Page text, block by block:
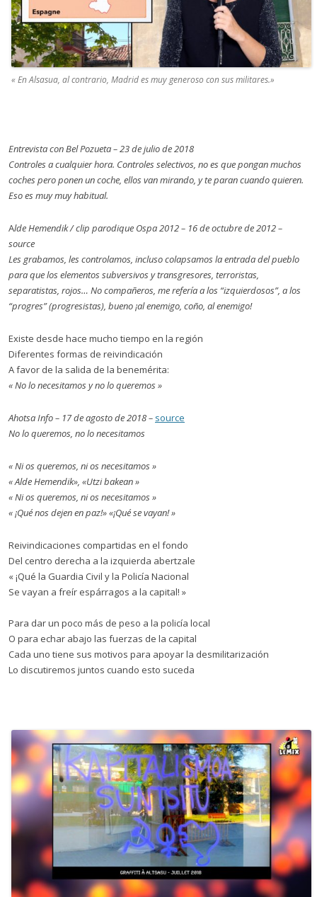
« En Alsasua, al contrario, Madrid es muy generoso con sus militares.»
Entrevista con Bel Pozueta – 23 de julio de 2018
Controles a cualquier hora. Controles selectivos, no es que pongan muchos
coches pero ponen un coche, ellos van mirando, y te paran cuando quieren.
Eso es muy muy habitual.
Alde Hemendik / clip parodique Ospa 2012 – 16 de octubre de 2012 –
source
Les grabamos, les controlamos, incluso colapsamos la entrada del pueblo
para que los elementos subversivos y transgresores, terroristas,
separatistas, rojos… No compañeros, me refería a los “izquierdosos”, a los
“progres” (progresistas), bueno ¡al enemigo, coño, al enemigo!
Existe desde hace mucho tiempo en la región
Diferentes formas de reivindicación
A favor de la salida de la benemérita:
« No lo necesitamos y no lo queremos »
Ahotsa Info – 17 de agosto de 2018 – source
No lo queremos, no lo necesitamos
« Ni os queremos, ni os necesitamos »
« Alde Hemendik», «Utzi bakean »
« Ni os queremos, ni os necesitamos »
« ¡Qué nos dejen en paz!» «¡Qué se vayan! »
Reivindicaciones compartidas en el fondo
Del centro derecha a la izquierda abertzale
« ¡Qué la Guardia Civil y la Policía Nacional
Se vayan a freír espárragos a la capital! »
Para dar un poco más de peso a la policía local
O para echar abajo las fuerzas de la capital
Cada uno tiene sus motivos para apoyar la desmilitarización
Lo discutiremos juntos cuando esto suceda